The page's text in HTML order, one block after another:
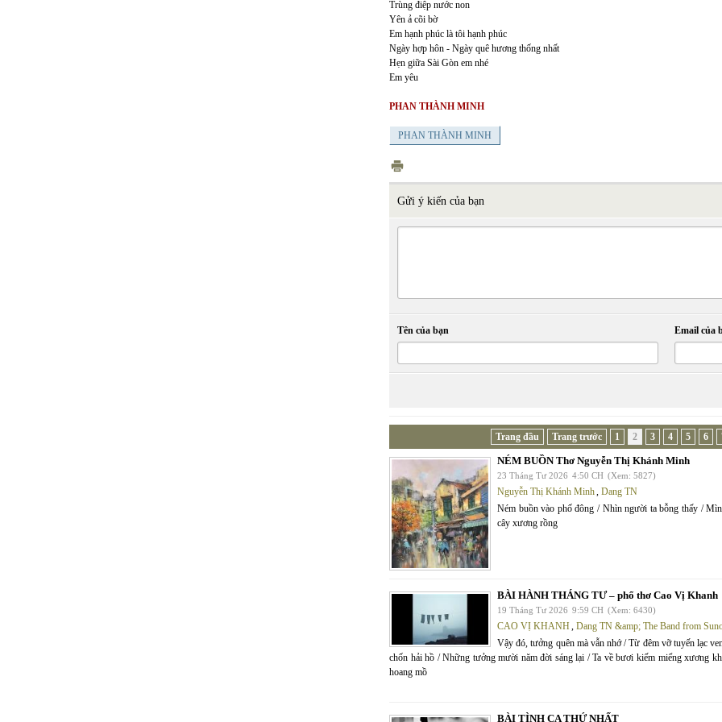
Trùng điệp nước non
Yên ả cõi bờ
Em hạnh phúc là tôi hạnh phúc
Ngày hợp hôn - Ngày quê hương thống nhất
Hẹn giữa Sài Gòn em nhé
Em yêu
PHAN THÀNH MINH
PHAN THÀNH MINH
Gửi ý kiến của bạn
Tên của bạn Email của
Trang đầu Trang trước 1 2 3 4 5 6
NÉM BUỒN Thơ Nguyễn Thị Khánh Minh
23 Tháng Tư 2026 4:50 CH (Xem: 5827)
Nguyễn Thị Khánh Minh, Dang TN
Ném buồn vào phố đông / Nhìn người ta bỗng thấy /
cây xương rồng
BÀI HÀNH THÁNG TƯ – phổ thơ Cao Vị Khanh
19 Tháng Tư 2026 9:59 CH (Xem: 6430)
CAO VỊ KHANH, Dang TN &amp; The Band from
Vậy đó, tưởng quên mà vẫn nhớ / Từ đêm vỡ tuyến lạc
chốn hải hồ / Những tưởng mười năm đời sáng lại / Ta về bươi kiếm miểng xương
hoang mồ
BÀI TÌNH CA THỨ NHẤT